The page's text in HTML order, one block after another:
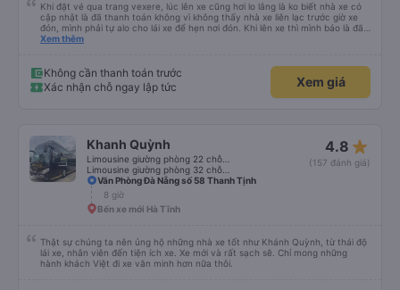
Khi đặt vé qua trang vexere, lúc lên xe cũng hơi lo lắng là ko biết nhà xe có
cập nhật là đã thanh toán không vì không thấy nhà xe liên lạc trước giờ xe
đón, mình phải tự alo cho lái xe để hẹn nơi đón. Khi lên xe thì mình báo là đã
mua qua trang vexere thì lúc đó nhà xe mới kiểm tra và OK. Như vậy, nếu
Xem thêm
Không cần thanh toán trước
Xác nhận chỗ ngay lập tức
Xem giá
Khanh Quỳnh 4.8 star_rate
(157 đánh giá)
Văn Phòng Đà Nẵng số 58 Thanh Tịnh
8 giờ
Bến xe mới Hà Tĩnh
Thật sự chúng ta nên ủng hộ những nhà xe tốt như Khánh Quỳnh, từ thái độ
lái xe, nhân viên đến tiện ích xe. Xe mới và rất sạch sẽ. Chỉ mong những
hành khách Việt đi xe văn minh hơn nữa thôi.